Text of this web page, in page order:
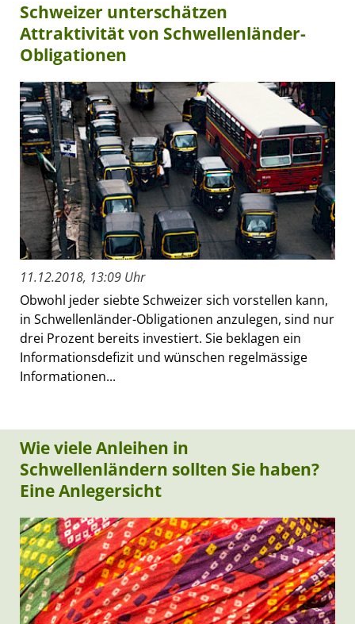
Schweizer unterschätzen
Attraktivität von Schwellenländer-
Obligationen
11.12.2018, 13:09 Uhr
Obwohl jeder siebte Schweizer sich vorstellen kann,
in Schwellenländer-Obligationen anzulegen, sind nur
drei Prozent bereits investiert. Sie beklagen ein
Informationsdefizit und wünschen regelmässige
Informationen...
Wie viele Anleihen in
Schwellenländern sollten Sie haben?
Eine Anlegersicht